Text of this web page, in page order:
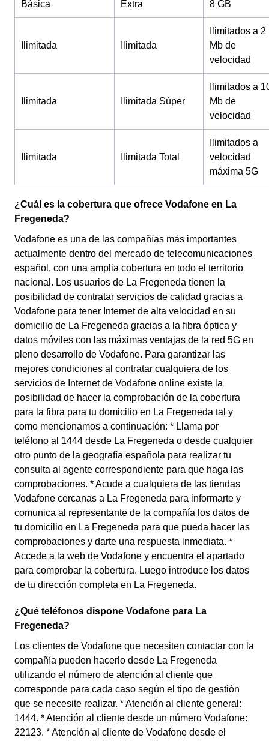
Básica Extra 8 GB
Ilimitada Ilimitada
Ilimitados a 2
Mb de
velocidad
Ilimitada Ilimitada Súper
Ilimitados a
Mb de
velocidad
Ilimitada Ilimitada Total
Ilimitados a
velocidad
máxima 5G
¿Cuál es la cobertura que ofrece Vodafone en La
Fregeneda?
Vodafone es una de las compañías más importantes
actualmente dentro del mercado de telecomunicaciones
español, con una amplia cobertura en todo el territorio
nacional. Los usuarios de La Fregeneda tienen la
posibilidad de contratar servicios de calidad gracias a
Vodafone para tener Internet de alta velocidad en su
domicilio de La Fregeneda gracias a la fibra óptica y
datos móviles con las máximas ventajas de la red 5G en
pleno desarrollo de Vodafone. Para garantizar las
mejores condiciones al contratar cualquiera de los
servicios de Internet de Vodafone online existe la
posibilidad de hacer la comprobación de la cobertura
para la fibra para tu domicilio en La Fregeneda tal y
como mencionamos a continuación: * Llama por
teléfono al 1444 desde La Fregeneda o desde cualquier
otro punto de la geografía española para realizar tu
consulta al agente correspondiente para que haga las
comprobaciones. * Acude a cualquiera de las tiendas
Vodafone cercanas a La Fregeneda para informarte y
comunica al representante de la compañía los datos de
tu domicilio en La Fregeneda para que pueda hacer las
comprobaciones y darte una respuesta inmediata. *
Accede a la web de Vodafone y encuentra el apartado
para comprobar la cobertura. Luego introduce los datos
de tu dirección completa en La Fregeneda.
¿Qué teléfonos dispone Vodafone para La
Fregeneda?
Los clientes de Vodafone que necesiten contactar con la
compañía pueden hacerlo desde La Fregeneda
utilizando el número de atención al cliente que
corresponde para cada caso según el tipo de gestión
que se necesite realizar. * Atención al cliente general:
1444. * Atención al cliente desde un número Vodafone:
22123. * Atención al cliente de Vodafone desde el